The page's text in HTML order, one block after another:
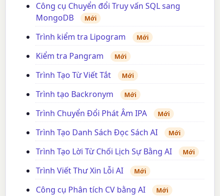
Công cụ Chuyển đổi Truy vấn SQL sang
MongoDB
Mới
Trình kiểm tra Lipogram Mới
Kiểm tra Pangram Mới
Trình Tạo Từ Viết Tắt Mới
Trình tạo Backronym Mới
Trình Chuyển Đổi Phát Âm IPA Mới
Trình Tạo Danh Sách Đọc Sách AI Mới
Trình Tạo Lời Từ Chối Lịch Sự Bằng AI Mới
Trình Viết Thư Xin Lỗi AI Mới
Công cụ Phân tích CV bằng AI Mới